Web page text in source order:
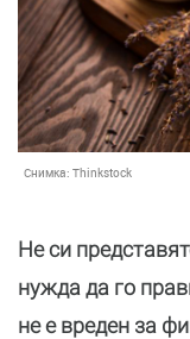
Снимка: Thinkstock
Не си
нужда да го
не е вреден за